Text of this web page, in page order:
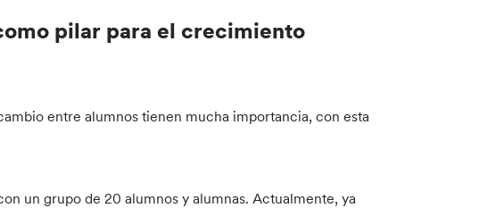
pilar para el crecimiento
entre alumnos tienen mucha importancia, con esta
un grupo de 20 alumnos y alumnas. Actualmente, ya